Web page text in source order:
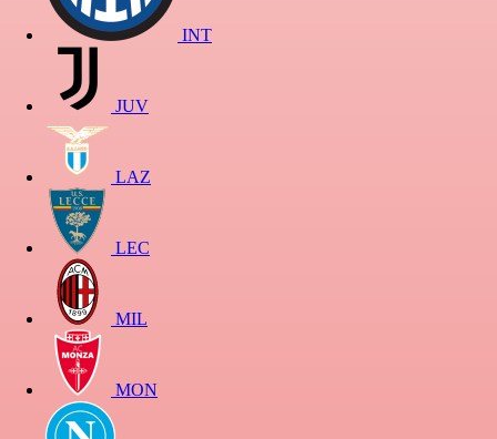
INT
JUV
LAZ
LEC
MIL
MON